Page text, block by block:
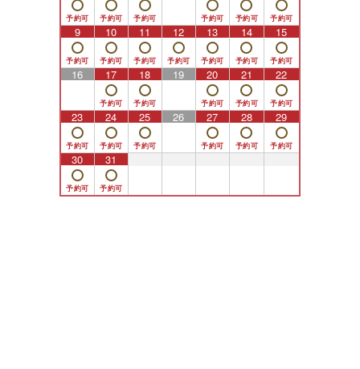
9 10 11 12 13 14 15
16 17 18 19 20 21 22
23 24 25 26 27 28 29
30 31